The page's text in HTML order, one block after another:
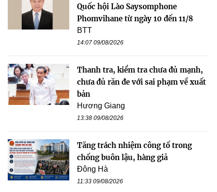
Quốc hội Lào Saysomphone
Phomvihane từ ngày 10 đến 11/8
BTT
14:07 09/08/2026
Thanh tra, kiểm tra chưa đủ mạnh,
chưa đủ răn đe với sai phạm về xuất
bản
Hương Giang
13:38 09/08/2026
Tăng trách nhiệm công tố trong
chống buôn lậu, hàng giả
Đông Hà
11:33 09/08/2026